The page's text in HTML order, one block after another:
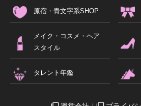
原宿・青文字系SHOP
メイク・コスメ・ヘア
スタイル
タレント年鑑